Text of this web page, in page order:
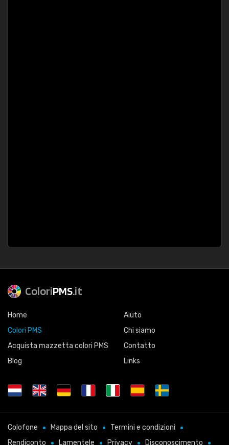
ColoriPMS.it
Home
Colori PMS
Acquista mazzetta colori PMS
Blog
Aiuto
Chi siamo
Contatto
Links
Colofone Mappa del sito
Termini e condizioni
Rendiconto
Lamentele Privacy Disconoscimento